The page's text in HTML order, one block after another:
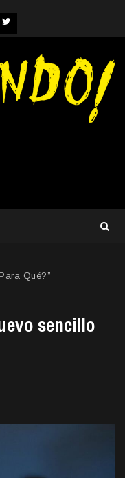
Twitter
Qué?”
sencillo